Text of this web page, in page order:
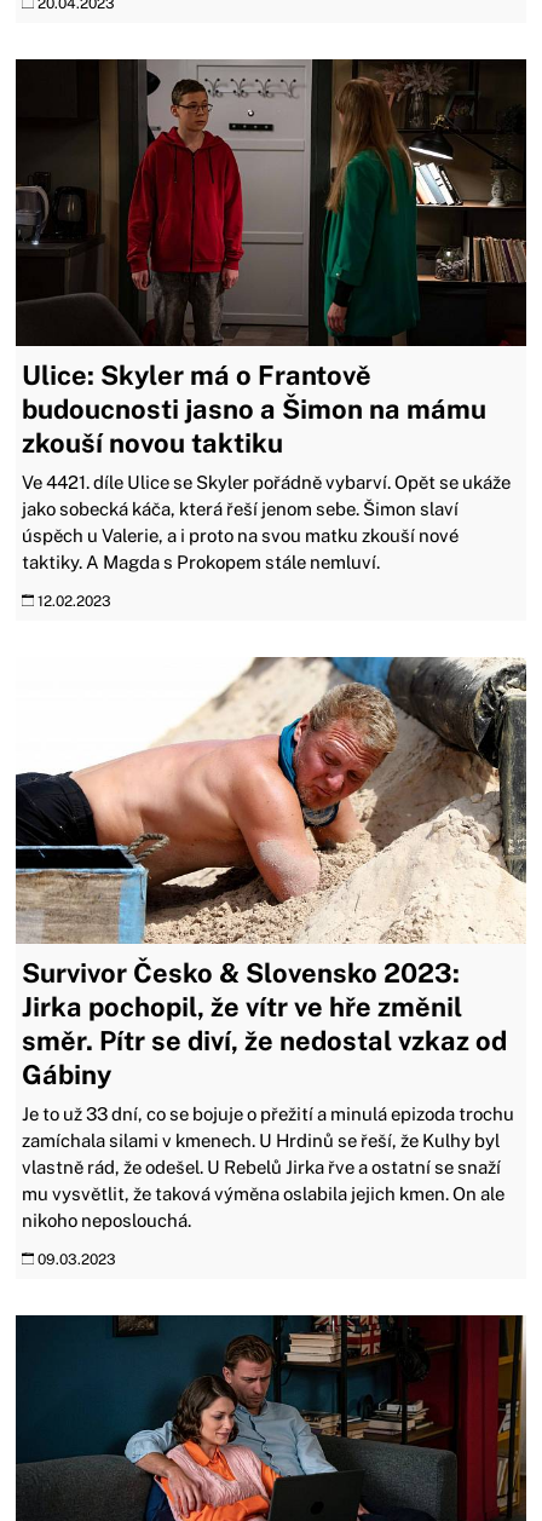
20.04.2023
Ulice: Skyler má o Frantově
budoucnosti jasno a Šimon na mámu
zkouší novou taktiku
Ve 4421. díle Ulice se Skyler pořádně vybarví. Opět se ukáže
jako sobecká káča, která řeší jenom sebe. Šimon slaví
úspěch u Valerie, a i proto na svou matku zkouší nové
taktiky. A Magda s Prokopem stále nemluví.
12.02.2023
Survivor Česko & Slovensko 2023:
Jirka pochopil, že vítr ve hře změnil
směr. Pítr se diví, že nedostal vzkaz od
Gábiny
Je to už 33 dní, co se bojuje o přežití a minulá epizoda trochu
zamíchala silami v kmenech. U Hrdinů se řeší, že Kulhy byl
vlastně rád, že odešel. U Rebelů Jirka řve a ostatní se snaží
mu vysvětlit, že taková výměna oslabila jejich kmen. On ale
nikoho neposlouchá.
09.03.2023